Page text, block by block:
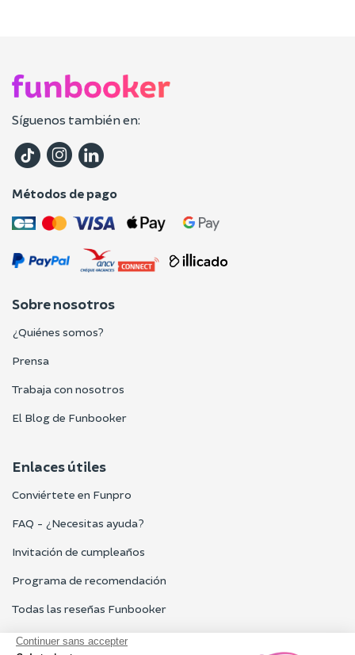
Síguenos también en:
Métodos de pago
Sobre nosotros
¿Quiénes somos?
Prensa
Trabaja con nosotros
El Blog de Funbooker
Enlaces útiles
Conviértete en Funpro
FAQ - ¿Necesitas ayuda?
Invitación de cumpleaños
Programa de recomendación
Todas las reseñas Funbooker